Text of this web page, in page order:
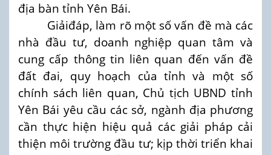
địa bàn tỉnh Yên Bái.
Giảiđáp, làm rõ một số vấn đề mà các
nhà đầu tư, doanh nghiệp quan tâm và
cung cấp thông tin liên quan đến vấn đề
đất đai, quy hoạch của tỉnh và một số
chính sách liên quan, Chủ tịch UBND tỉnh
Yên Bái yêu cầu các sở, ngành địa phương
cần thực hiện hiệu quả các giải pháp cải
thiện môi trường đầu tư; kịp thời triển khai